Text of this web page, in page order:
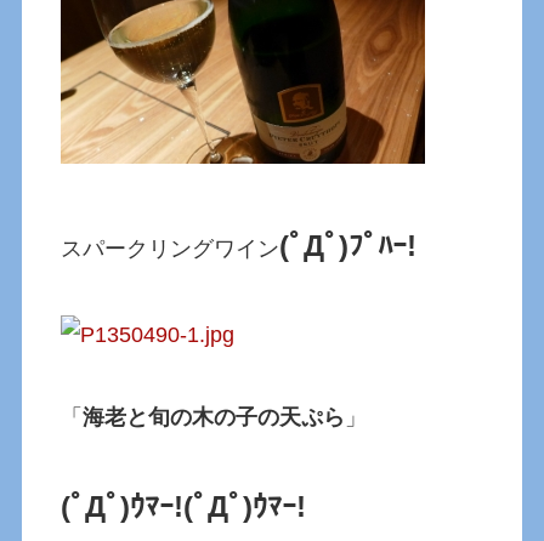
スパークリングワイン(ﾟДﾟ)ﾌﾟﾊｰ!
「海老と旬の木の子の天ぷら 」
(ﾟДﾟ)ｳﾏｰ!(ﾟДﾟ)ｳﾏｰ!